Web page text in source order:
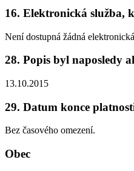
16. Elektronická služba,
Není dostupná žádná
28. Popis byl naposledy
13.10.2015
29. Datum konce
Bez časového omezení.
Obec